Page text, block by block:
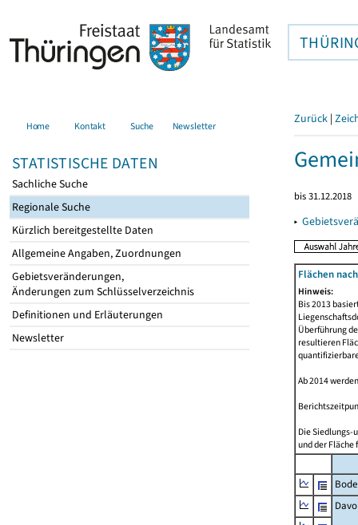
Home Kontakt Suche Newsletter
STATISTISCHE DATEN
Sachliche Suche
Regionale Suche
Kürzlich bereitgestellte Daten
Allgemeine Angaben, Zuordnungen
Gebietsveränderungen,
Änderungen zum Schlüsselverzeichnis
Definitionen und Erläuterungen
Newsletter
Zurück |
bis 31.12.2018
▸
Flächen
Hinweis:
Bis 2013
Überführung
resultieren
Ab 2014
Die Siedlungs-
und der Fläche